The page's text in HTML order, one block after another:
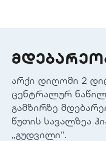
არქი დიღომი 2
ცენტრალურ
გამზირზე
წუთის სავალზეა
„გუდვილი“.